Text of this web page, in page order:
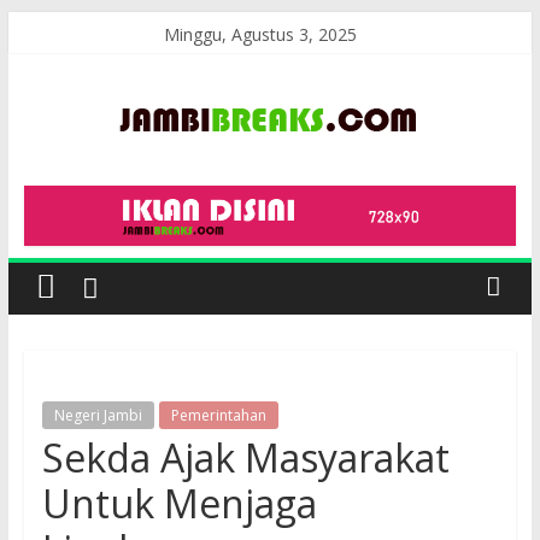
Minggu, Agustus 3, 2025
JambiBreaks
Negeri Jambi Pemerintahan
Sekda Ajak Masyarakat
Untuk Menjaga